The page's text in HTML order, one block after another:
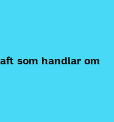
som handlar om